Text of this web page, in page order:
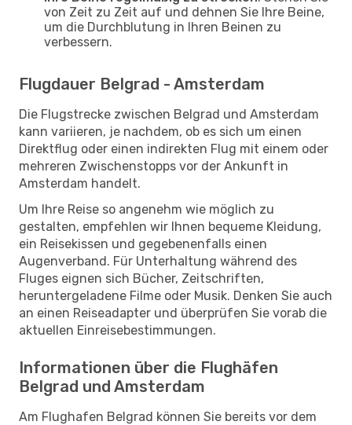
von Zeit zu Zeit auf und dehnen Sie Ihre Beine,
um die Durchblutung in Ihren Beinen zu
verbessern.
Flugdauer Belgrad - Amsterdam
Die Flugstrecke zwischen Belgrad und Amsterdam
kann variieren, je nachdem, ob es sich um einen
Direktflug oder einen indirekten Flug mit einem oder
mehreren Zwischenstopps vor der Ankunft in
Amsterdam handelt.
Um Ihre Reise so angenehm wie möglich zu
gestalten, empfehlen wir Ihnen bequeme Kleidung,
ein Reisekissen und gegebenenfalls einen
Augenverband. Für Unterhaltung während des
Fluges eignen sich Bücher, Zeitschriften,
heruntergeladene Filme oder Musik. Denken Sie auch
an einen Reiseadapter und überprüfen Sie vorab die
aktuellen Einreisebestimmungen.
Informationen über die Flughäfen
Belgrad und Amsterdam
Am Flughafen Belgrad können Sie bereits vor dem